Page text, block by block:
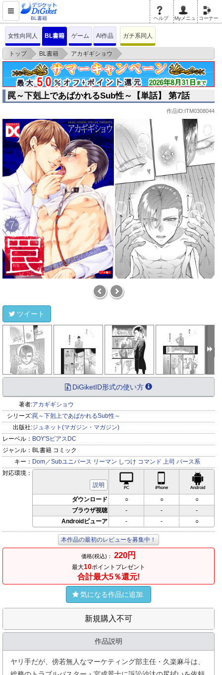
BL書籍 ヘルプ Myメニュ コーナー
女性向同人 BL書籍 ゲーム AI作品 ガチ系同人
トップ > BL書籍 > アカギギショウ
>
罠～下剋上であばかれるSub性～【単話】 第7話
罠～下剋上であばかれるSub性～【単話】 第7話
作品ID:ITM0308044
ツイート
DiGiketID形式の使い方
著者:アカギギショウ
シリーズ:罠～下剋上であばかれるSub性～
出版社:ジュネット(マガジン・マガジン)
レーベル： BOY'SピアスDC
ジャンル： BL書籍 コミック
キー： Dom／Subユニバース リーマン しつけ コマンド 上司 バース系
対応環境：
説明
iPhone対応
ダウンロード ○ ○
○
ブラウザ視聴
- -
-
Androidビューア
- - ○
本作品の最初のレビューを募集中！
価格(税込)： 220円
最大10ポイントプレゼント
合計最大5％還元!
気になる作品に追加.
新規購入不可
作品説明
ヤリ手だが、傍若無人なマーケティング部主任・久楽麻斗は、